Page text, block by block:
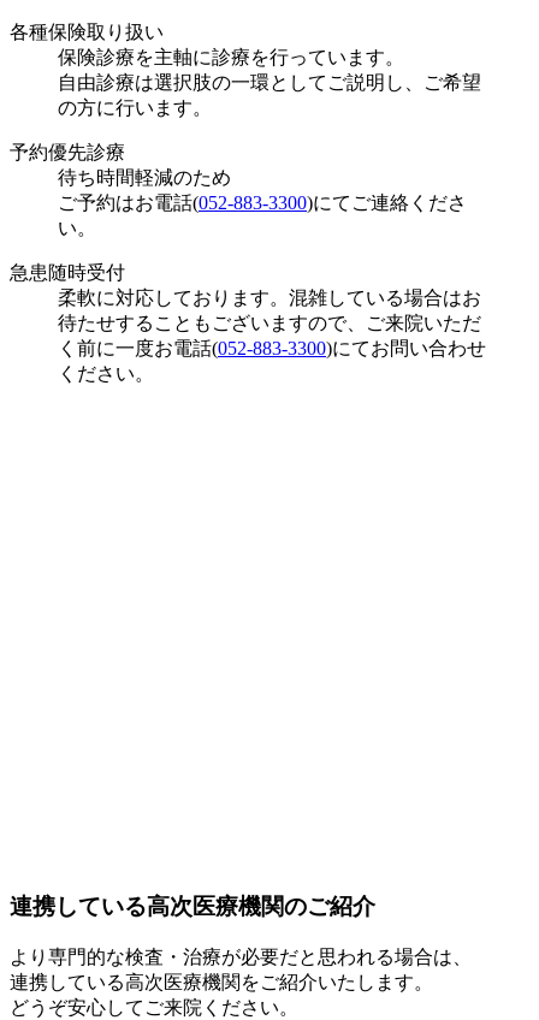
各種保険取り扱い
保険診療を主軸に診療を行っています。
自由診療は選択肢の一環としてご説明し、ご希望
の方に行います。
予約優先診療
待ち時間軽減のため
ご予約はお電話(052-883-3300)にてご連絡くださ
い。
急患随時受付
柔軟に対応しております。混雑している場合はお
待たせすることもございますので、ご来院いただ
く前に一度お電話(052-883-3300)にてお問い合わせ
ください。
連携している高次医療機関のご紹介
より専門的な検査・治療が必要だと思われる場合は、
連携している高次医療機関をご紹介いたします。
どうぞ安心してご来院ください。